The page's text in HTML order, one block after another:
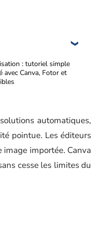
: tutoriel simple
avec Canva, Fotor et
automatiques,
pointue. Les éditeurs
importée. Canva
cesse les limites du